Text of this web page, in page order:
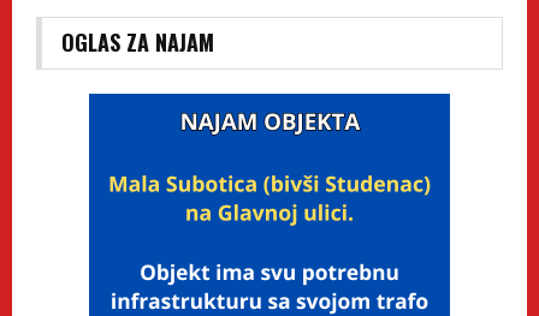
OGLAS ZA NAJAM